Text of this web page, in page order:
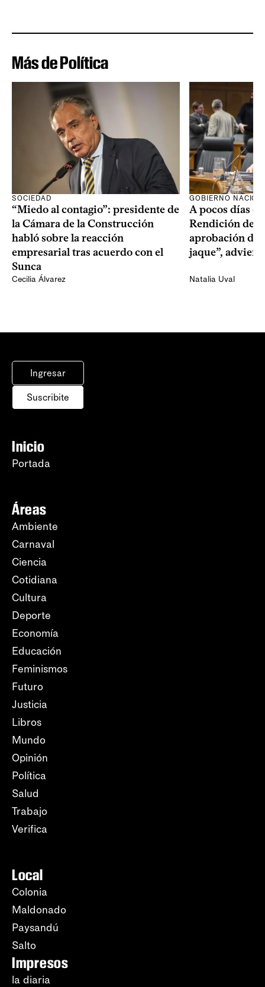
Más de Política
SOCIEDAD
“Miedo al contagio”: presidente de
la Cámara de la Construcción
habló sobre la reacción
empresarial tras acuerdo con el
Sunca
Cecilia Álvarez
GOBIERNO
A pocos días
Rendición de
aprobación del
jaque”,
Natalia Uval
Ingresar
Suscribite
Inicio
Portada
Áreas
Ambiente
Carnaval
Ciencia
Cotidiana
Cultura
Deporte
Economía
Educación
Feminismos
Futuro
Justicia
Libros
Mundo
Opinión
Política
Salud
Trabajo
Verifica
Local
Colonia
Maldonado
Paysandú
Salto
Impresos
la diaria